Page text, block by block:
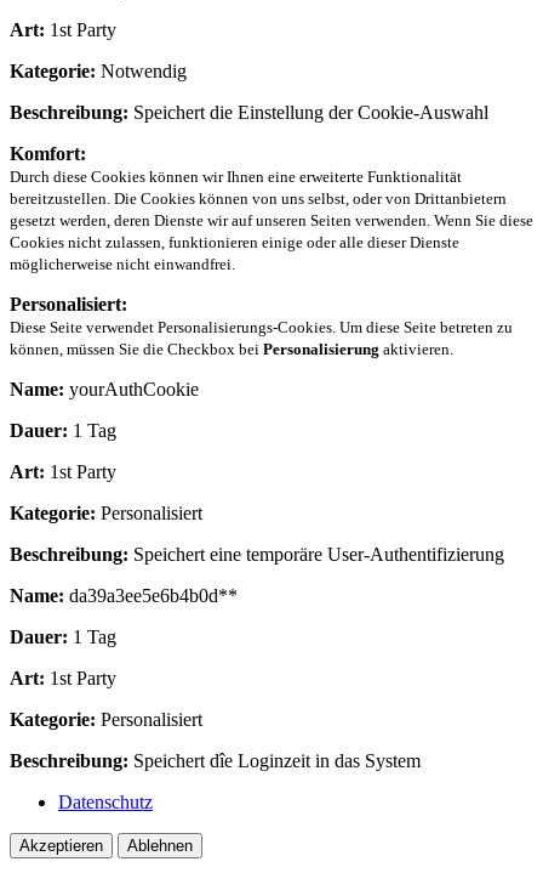
Art: 1st Party
Kategorie: Notwendig
Beschreibung: Speichert die Einstellung der Cookie-Auswahl
Komfort:
Durch diese Cookies können wir Ihnen eine erweiterte Funktionalität
bereitzustellen. Die Cookies können von uns selbst, oder von Drittanbietern
gesetzt werden, deren Dienste wir auf unseren Seiten verwenden. Wenn Sie diese
Cookies nicht zulassen, funktionieren einige oder alle dieser Dienste
möglicherweise nicht einwandfrei.
Personalisiert:
Diese Seite verwendet Personalisierungs-Cookies. Um diese Seite betreten zu
können, müssen Sie die Checkbox bei Personalisierung aktivieren.
Name: yourAuthCookie
Dauer: 1 Tag
Art: 1st Party
Kategorie: Personalisiert
Beschreibung: Speichert eine temporäre User-Authentifizierung
Name: da39a3ee5e6b4b0d**
Dauer: 1 Tag
Art: 1st Party
Kategorie: Personalisiert
Beschreibung: Speichert dîe Loginzeit in das System
Datenschutz
Akzeptieren Ablehnen